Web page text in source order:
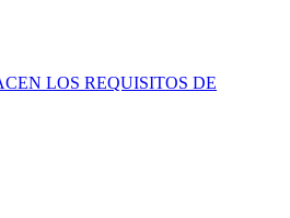
LOS REQUISITOS DE